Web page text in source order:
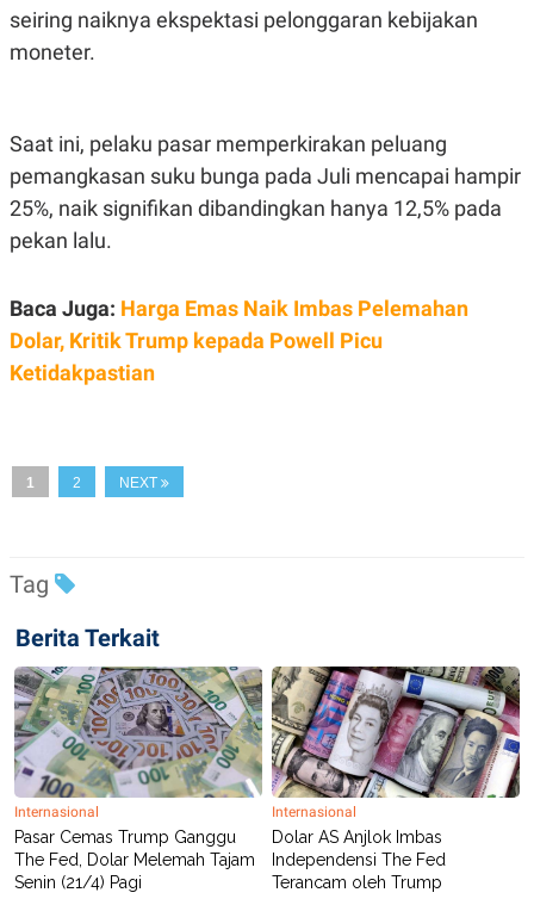
A
T
D
G
E
S
K
O
N
T
N
L
I
P
S
U
S
JARINGAN
T
A
N
D
E
Y
S
S
R
A
S
.
D
L
A
N
G
G
A
N
A
N
C
E
K
I
N
E
R
J
A
E
M
I
T
seiring naiknya ekspektasi pelonggaran kebijakan
moneter.
Saat ini, pelaku pasar memperkirakan peluang
pemangkasan suku bunga pada Juli mencapai hampir
25%, naik signifikan dibandingkan hanya 12,5% pada
pekan lalu.
Baca Juga: Harga Emas Naik Imbas Pelemahan
Dolar, Kritik Trump kepada Powell Picu
Ketidakpastian
1 2 NEXT
Tag
Berita Terkait
Internasional
Pasar Cemas Trump Ganggu
The Fed, Dolar Melemah Tajam
Senin (21/4) Pagi
Internasional
Dolar AS Anjlok Imbas
Independensi The Fed
Terancam oleh Trump